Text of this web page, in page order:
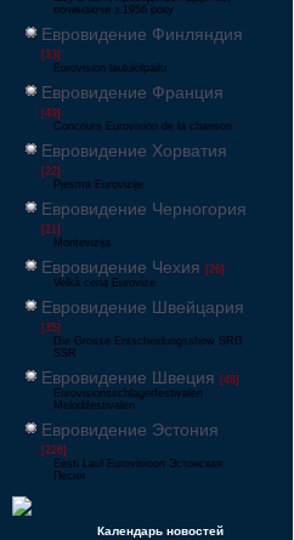
починаючи з 1956 року
Евровидение Финляндия
[33]
Eurovision laulukilpailu
Евровидение Франция
[49]
Concours Eurovision de la chanson
Евровидение Хорватия
[22]
Pjesma Eurovizije
Евровидение Черногория
[21]
Montevizija
Евровидение Чехия [26]
Velká cena Eurovize
Евровидение Швейцария
[35]
Die Grosse Entscheidungsshow SRG
SSR
Евровидение Швеция [48]
Eurovisionsschlagerfestivalen
Melodifestivalen
Евровидение Эстония
[226]
Eesti Laul Eurovisioon Эстонская
Песня
Календарь новостей